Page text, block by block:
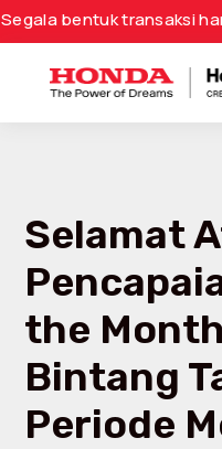
transaksi hanya
Selamat
the
Bintang
Periode